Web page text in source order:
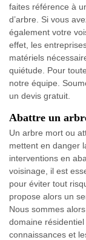
faites référence à
d’arbre. Si vous
également votre
effet, les
matériels
quiétude. Pour
notre équipe.
un devis gratuit.
Abattre un
Un arbre mort ou
mettent en danger
interventions en
voisinage, il est
pour éviter tout
propose alors un
Nous sommes
domaine
connaissances et